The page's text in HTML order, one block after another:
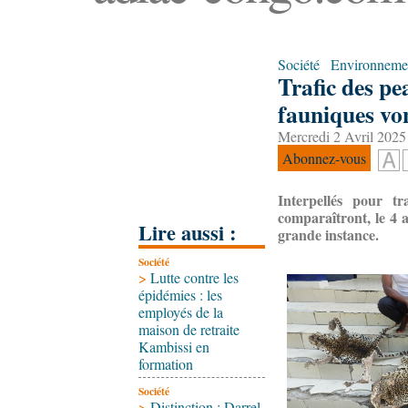
Lire aussi :
Société
> Lutte contre les
épidémies : les
employés de la
maison de retraite
Kambissi en
formation
Société
Société
Trafic des
fauniques
Mercredi 2 Avril
Abonnez-vous
Interpellés pour
comparaîtront, le 4
grande instance.